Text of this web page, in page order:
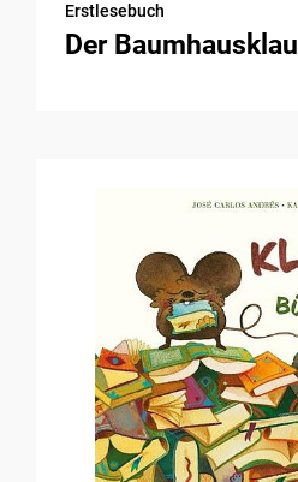
Erstlesebuch
Der Baumhausklau